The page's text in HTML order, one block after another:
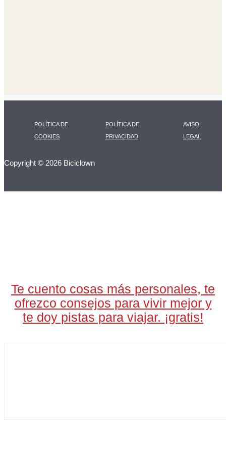
POLÍTICA DE
COOKIES
POLÍTICA DE
PRIVACIDAD
AVISO
LEGAL
Copyright © 2026 Biciclown
Te cuento cosas más personales, te
ofrezco consejos para vivir mejor y
te doy pistas para viajar. ¡gratis!